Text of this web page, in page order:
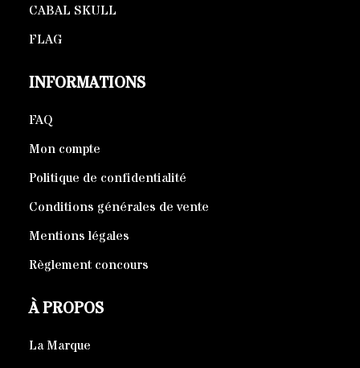
CABAL SKULL
FLAG
INFORMATIONS
FAQ
Mon compte
Politique de confidentialité
Conditions générales de vente
Mentions légales
Règlement concours
À PROPOS
La Marque